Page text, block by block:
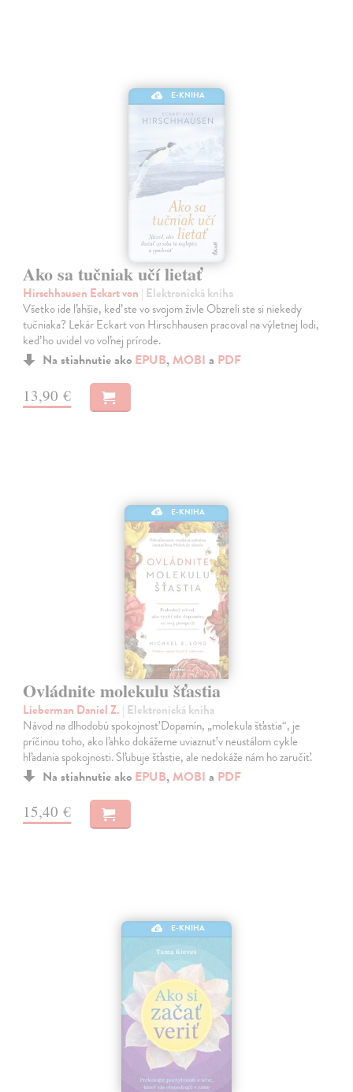
E-KNIHA
Ako sa tučniak učí lietať
Hirschhausen Eckart von | Elektronická kniha
Všetko ide ľahšie, keď ste vo svojom živle Obzreli ste si niekedy
tučniaka? Lekár Eckart von Hirschhausen pracoval na výletnej lodi,
keď ho uvidel vo voľnej prírode.
Na stiahnutie ako EPUB, MOBI a PDF
13,90 €
E-KNIHA
Ovládnite molekulu šťastia
Lieberman Daniel Z. | Elektronická kniha
Návod na dlhodobú spokojnosť Dopamín, „molekula šťastia“, je
príčinou toho, ako ľahko dokážeme uviaznuť v neustálom cykle
hľadania spokojnosti. Sľubuje šťastie, ale nedokáže nám ho zaručiť.
Na stiahnutie ako EPUB, MOBI a PDF
15,40 €
E-KNIHA